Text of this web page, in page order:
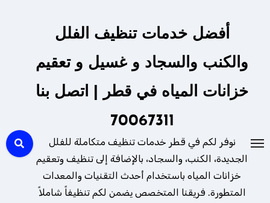
أفضل خدمات تنظيف الفلل
والكنب والسجاد و غسيل و تعقيم
خزانات المياه في قطر | اتصل بنا
70067311
نوفر لكم في قطر خدمات تنظيف متكاملة للفلل
الجديدة، الكنب، والسجاد، بالإضافة إلى تنظيف وتعقيم
خزانات المياه باستخدام أحدث التقنيات والمعدات
المتطورة. فريقنا المتخصص يضمن لكم تنظيفاً شاملاً